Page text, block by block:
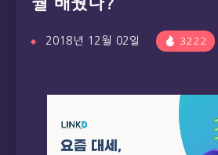
2018년 12월 02일 3222